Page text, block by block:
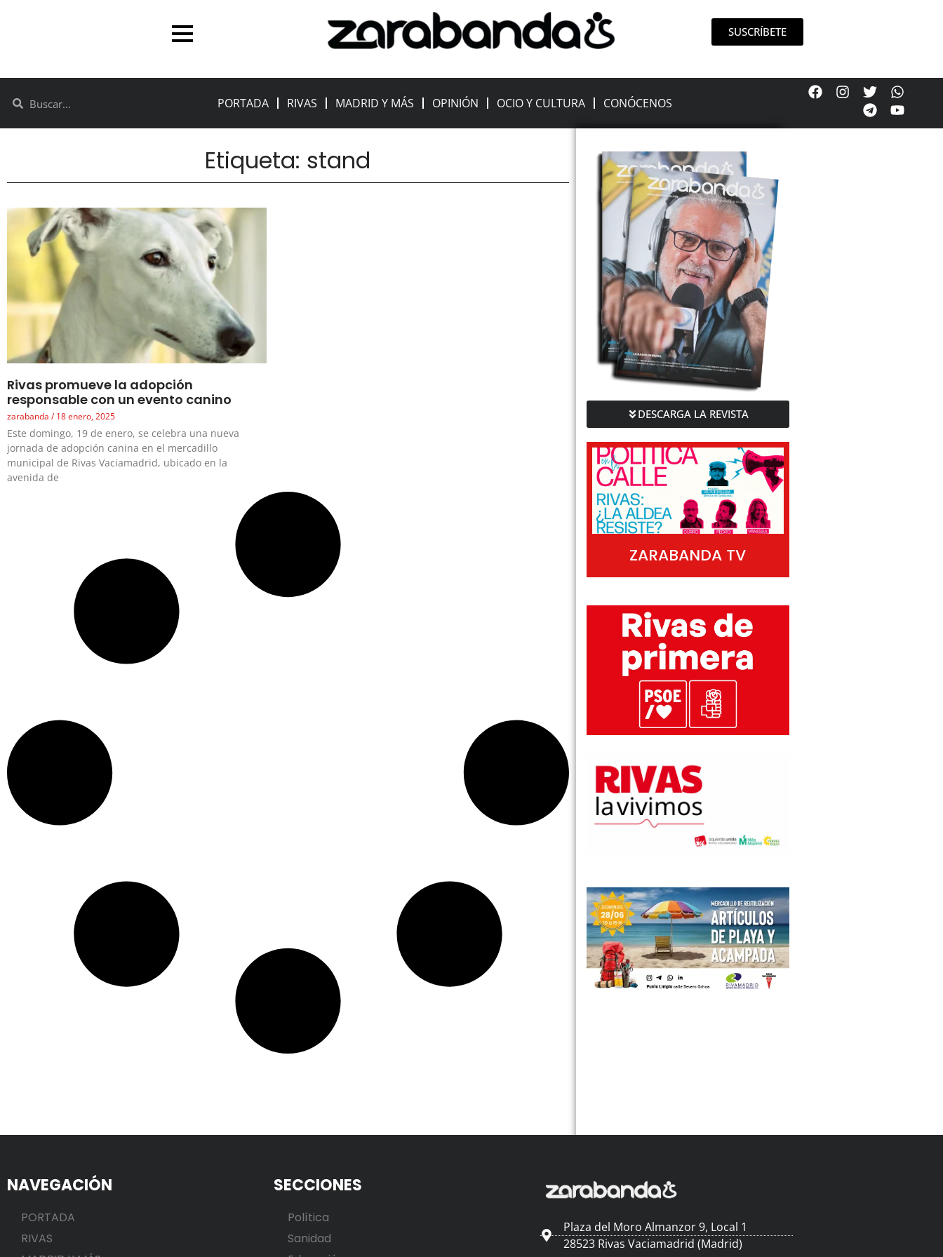
SUSCRÍBETE
PORTADA RIVAS MADRID Y MÁS OPINIÓN OCIO Y CULTURA CONÓCENOS
Etiqueta: stand
Rivas promueve la adopción
responsable con un evento canino
zarabanda 18 enero, 2025
Este domingo, 19 de enero, se celebra una nueva
jornada de adopción canina en el mercadillo
municipal de Rivas Vaciamadrid, ubicado en la
avenida de
DESCARGA LA REVISTA
ZARABANDA TV
NAVEGACIÓN
PORTADA
RIVAS
SECCIONES
Política
Sanidad
Plaza del Moro Almanzor 9, Local 1
28523 Rivas Vaciamadrid (Madrid)